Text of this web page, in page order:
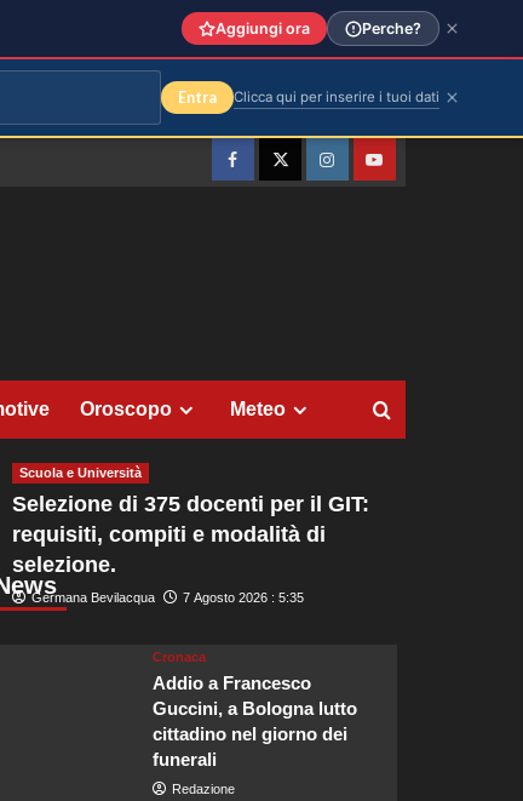
FacebookTwitterInstagramYouTube
Oroscopo Meteo
Scuola e Università
Selezione di 375 docenti per il GIT:
requisiti, compiti e modalità di
selezione.
Germana Bevilacqua 7 Agosto 2026 : 5:35
Cronaca
Addio a Francesco
Guccini, a Bologna lutto
cittadino nel giorno dei
funerali
Redazione
Aggiungi ora Perche?
Entra Clicca qui per inserire i tuoi dati